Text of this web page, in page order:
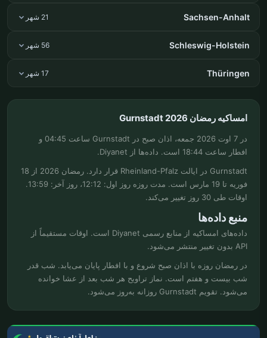
Sachsen-Anhalt 21 شهر
Schleswig-Holstein 56 شهر
Thüringen 17 شهر
امساکیه رمضان Gurnstadt 2026
در 7 اوت 2026 جمعه، اذان صبح در Gurnstadt ساعت 04:45 و
افطار ساعت 18:44 است. داده‌ها از Diyanet.
Gurnstadt در ایالت Rheinland-Pfalz قرار دارد. رمضان 2026 از 18
فوریه تا 19 مارس است. مدت روزه روز اول: 12:12، روز آخر: 13:59.
اوقات طی 30 روز تغییر می‌کند.
منبع داده‌ها
داده‌های امساکیه از منابع رسمی Diyanet است. اوقات مستقیماً از
API بدون تغییر منتشر می‌شود.
در رمضان روزه با اذان صبح شروع و با افطار پایان می‌یابد. شب قدر
شب بیست و هفتم است. نماز تراویح هر شب بعد از عشا خوانده
می‌شود. تقویم Gurnstadt روزانه به‌روز می‌شود.